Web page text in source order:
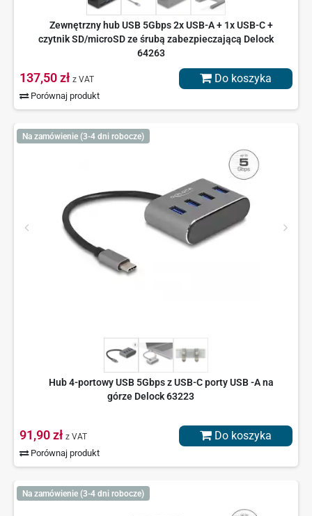
Zewnętrzny hub USB 5Gbps 2x USB-A + 1x USB-C +
czytnik SD/microSD ze śrubą zabezpieczającą Delock
64263
137,50 zł z VAT
Porównaj produkt
Do koszyka
Na zamówienie (3-4 dni robocze)
Hub 4-portowy USB 5Gbps z USB-C porty USB -A na
górze Delock 63223
91,90 zł z VAT
Porównaj produkt
Do koszyka
Na zamówienie (3-4 dni robocze)